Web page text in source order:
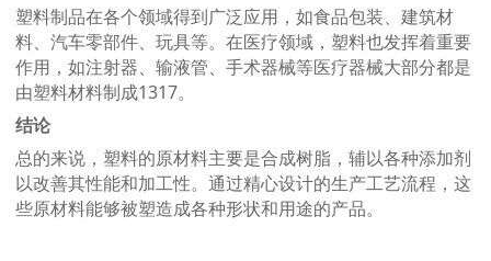
塑料制品在各个领域得到广泛应用，如食品包装、建筑材
料、汽车零部件、玩具等。在医疗领域，塑料也发挥着重要
作用，如注射器、输液管、手术器械等医疗器械大部分都是
由塑料材料制成1317。
结论
总的来说，塑料的原材料主要是合成树脂，辅以各种添加剂
以改善其性能和加工性。通过精心设计的生产工艺流程，这
些原材料能够被塑造成各种形状和用途的产品。